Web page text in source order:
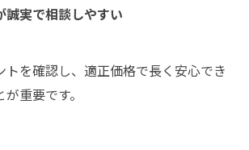
誠実で相談しやすい
トを確認し、適正価格で長く安心でき
重要です。